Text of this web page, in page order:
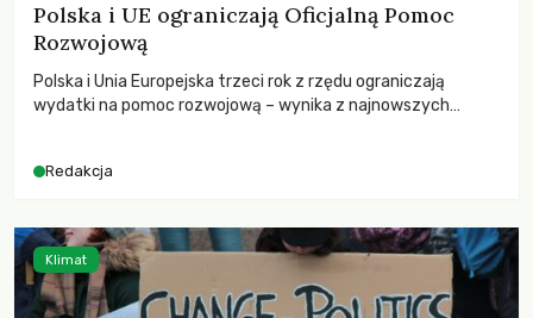
Polska i UE ograniczają Oficjalną Pomoc
Rozwojową
Polska i Unia Europejska trzeci rok z rzędu ograniczają
wydatki na pomoc rozwojową – wynika z najnowszych
odnotowano największe tąpnięcie ODA w historii. Jakie będą
kryzysami i ubóstwem?
Redakcja
Klimat